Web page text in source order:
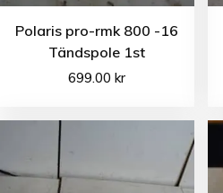
Polaris pro-rmk 800 -16
Tändspole 1st
699.00kr